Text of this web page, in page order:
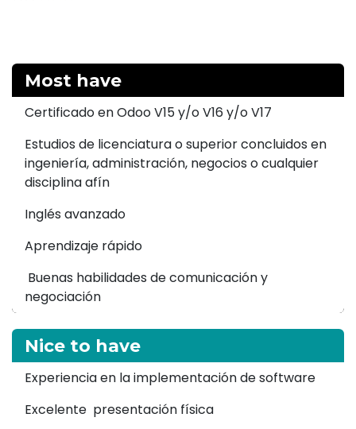
Most have
Certificado en Odoo V15 y/o V16 y/o V17
Estudios de licenciatura o superior concluidos en
ingeniería, administración, negocios o cualquier
disciplina afín
Inglés avanzado
Aprendizaje rápido
Buenas habilidades de comunicación y
negociación
Nice to have
Experiencia en la implementación de software
Excelente presentación física